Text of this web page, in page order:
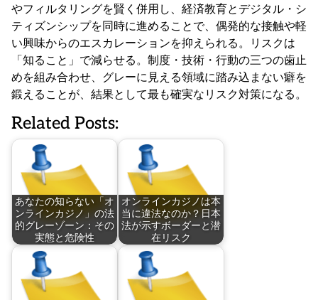
やフィルタリングを賢く併用し、経済教育とデジタル・シ
ティズンシップを同時に進めることで、偶発的な接触や軽
い興味からのエスカレーションを抑えられる。リスクは
「知ること」で減らせる。制度・技術・行動の三つの歯止
めを組み合わせ、グレーに見える領域に踏み込まない癖を
鍛えることが、結果として最も確実なリスク対策になる。
Related Posts:
あなたの知らない「オ
ンラインカジノ」の法
的グレーゾーン：その
実態と危険性
オンラインカジノは本
当に違法なのか？日本
法が示すボーダーと潜
在リスク